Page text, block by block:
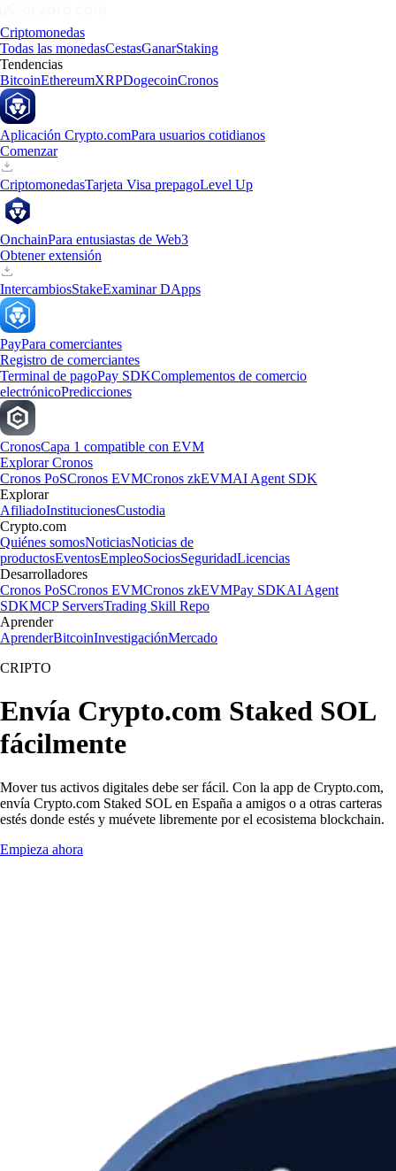
Criptomonedas
Todas las monedasCestasGanarStaking
Tendencias
BitcoinEthereumXRPDogecoinCronos
Aplicación Crypto.comPara usuarios cotidianos
Comenzar
CriptomonedasTarjeta Visa prepagoLevel Up
OnchainPara entusiastas de Web3
Obtener extensión
IntercambiosStakeExaminar DApps
PayPara comerciantes
Registro de comerciantes
Terminal de pagoPay SDKComplementos de comercio
electrónicoPredicciones
CronosCapa 1 compatible con EVM
Explorar Cronos
Cronos PoSCronos EVMCronos zkEVMAI Agent SDK
Explorar
AfiliadoInstitucionesCustodia
Crypto.com
Quiénes somosNoticiasNoticias de
productosEventosEmpleoSociosSeguridadLicencias
Desarrolladores
Cronos PoSCronos EVMCronos zkEVMPay SDKAI Agent
SDKMCP ServersTrading Skill Repo
Aprender
AprenderBitcoinInvestigaciónMercado
CRIPTO
Envía Crypto.com Staked SOL
fácilmente
Mover tus activos digitales debe ser fácil. Con la app de Crypto.com,
envía Crypto.com Staked SOL en España a amigos o a otras carteras
estés donde estés y muévete libremente por el ecosistema blockchain.
Empieza ahora